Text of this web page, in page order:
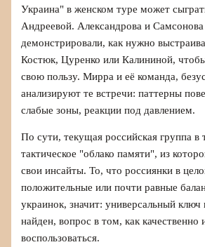
Украина" в женском туре может
Андреевой. Александрова и
демонстрировали, как нужно
Костюк, Цуренко или Калининой,
свою пользу. Мирра и её команда,
анализируют те встречи: паттерны
слабые зоны, реакции под давлением.
По сути, текущая российская группа в
тактическое "облако памяти", из
свои инсайты. То, что россиянки в
положительные или почти равные
украинок, значит: универсальный ключ
найден, вопрос в том, как качественно
воспользоваться.